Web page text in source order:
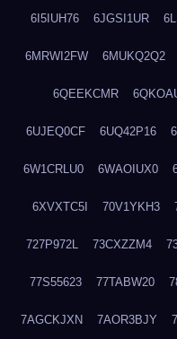
6I5IUH76 6JGSI1UR
6MRWI2FW 6MUKQ2Q2
6QEEKCMR
6UJEQ0CF 6UQ42P16
6W1CRLU0 6WAOIUX0
6XVXTC5I 70V1YKH3
727P972L 73CXZZM4
77S55623 77TABW20
7AGCKJXN 7AOR3BJY